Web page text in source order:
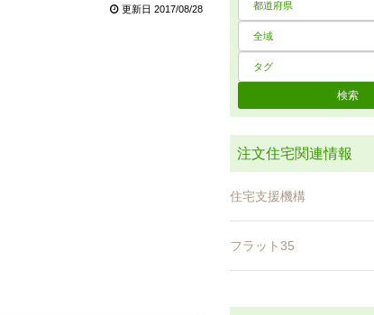
更新日 2017/08/28
注文住宅関連情報
住宅支援機構
フラット35